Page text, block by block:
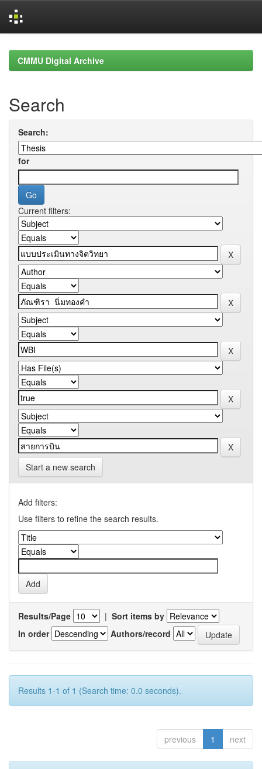
navigationCMMU Digital Archive
Search
Search:
for
Current filters:
Start a new search
Add filters:
Use filters to refine the search results.
Results/Page | Sort items by
In order
Authors/record
Results 1-1 of 1 (Search time: 0.0 seconds).
previous 1 next